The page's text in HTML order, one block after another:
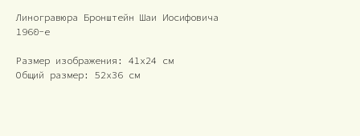
Линогравюра Бронштейн Шаи Иосифовича
1960-е
Размер изображения: 41х24 см
Общий размер: 52х36 см